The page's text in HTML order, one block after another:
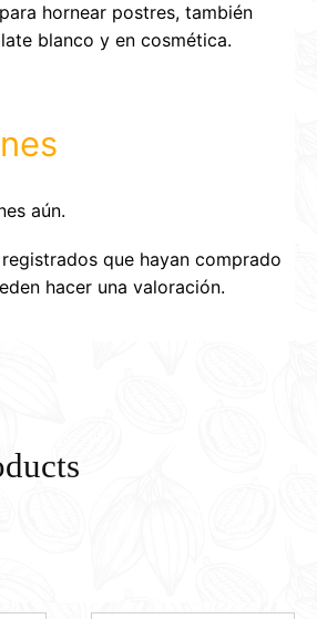
hornear postres, también
blanco y en cosmética.
aún.
que hayan comprado
hacer una valoración.